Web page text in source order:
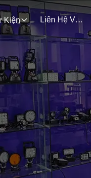
Kiện Liên Hệ Với Chúng Tôi